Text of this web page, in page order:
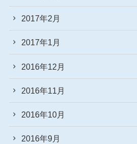
2017年2月
2017年1月
2016年12月
2016年11月
2016年10月
2016年9月